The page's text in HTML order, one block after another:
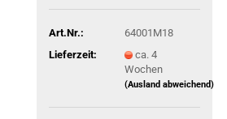
Art.Nr.:
64001M18
Lieferzeit:
ca. 4
Wochen
(Ausland abweichend)